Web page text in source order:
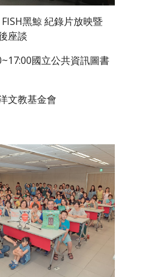
黑鯨 紀錄片放映暨
座談
國立公共資訊圖書
文教基金會